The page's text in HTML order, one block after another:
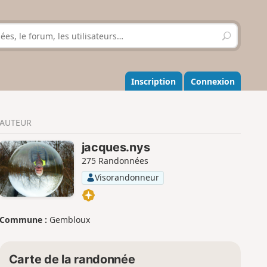
R
e
h
e
r
r
Inscription Connexion
AUTEUR
jacques.nys
275 Randonnées
Visorandonneur
Commune : Gembloux
Carte de la randonnée